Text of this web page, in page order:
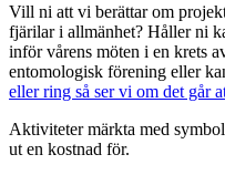
Vill ni att vi berättar om
fjärilar i allmänhet? Håller ni
inför vårens möten i en krets
entomologisk förening eller
eller ring så ser vi om det går
Aktiviteter märkta med
ut en kostnad för.